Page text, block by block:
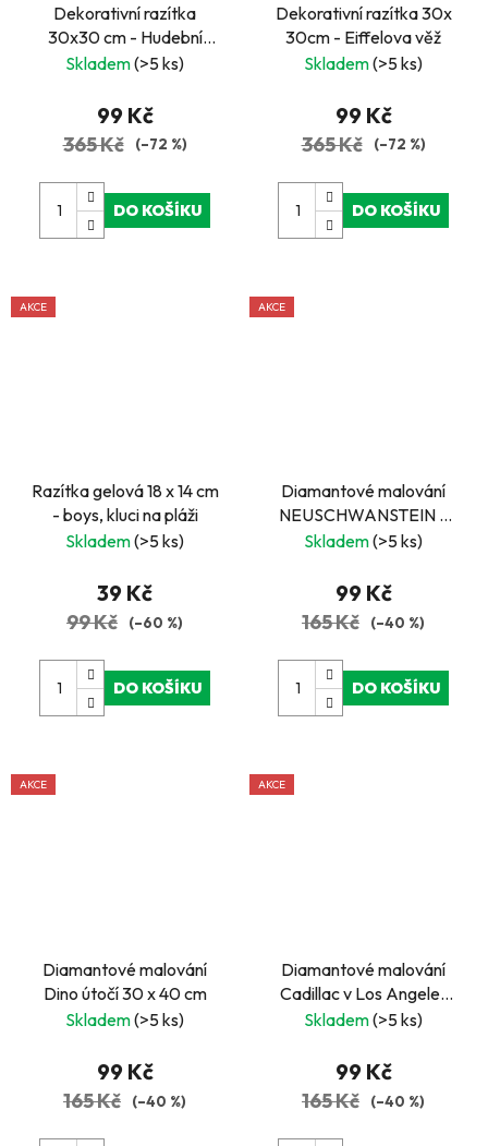
Dekorativní razítka
30x30 cm - Hudební
nástroje
Skladem(>5 ks)
99 Kč
365 Kč (–72 %)
DO KOŠÍKU
Dekorativní razítka 30x
30cm - Eiffelova věž
Skladem(>5 ks)
99 Kč
365 Kč (–72 %)
DO KOŠÍKU
AKCE
Razítka gelová 18 x 14 cm
- boys, kluci na pláži
Skladem(>5 ks)
39 Kč
99 Kč (–60 %)
DO KOŠÍKU
AKCE
Diamantové malování
NEUSCHWANSTEIN v
zimě 30 x 40 cm
Skladem(>5 ks)
99 Kč
165 Kč (–40 %)
DO KOŠÍKU
AKCE
Diamantové malování
Dino útočí 30 x 40 cm
Skladem(>5 ks)
99 Kč
165 Kč (–40 %)
AKCE
Diamantové malování
Cadillac v Los Angeles
30 x 40 cm
Skladem(>5 ks)
99 Kč
165 Kč (–40 %)